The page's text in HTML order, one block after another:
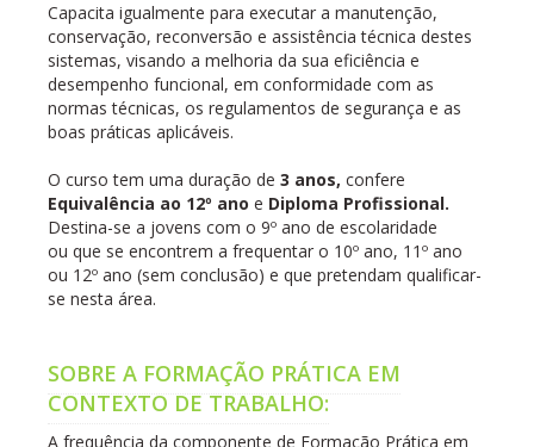
Capacita igualmente para executar a manutenção,
conservação, reconversão e assistência técnica destes
sistemas, visando a melhoria da sua eficiência e
desempenho funcional, em conformidade com as
normas técnicas, os regulamentos de segurança e as
boas práticas aplicáveis.
O curso tem uma duração de 3 anos, confere
Equivalência ao 12º ano e Diploma Profissional.
Destina-se a jovens com o 9º ano de escolaridade
ou que se encontrem a frequentar o 10º ano, 11º ano
ou 12º ano (sem conclusão) e que pretendam qualificar-
se nesta área.
SOBRE A FORMAÇÃO PRÁTICA EM
CONTEXTO DE TRABALHO:
A frequência da componente de Formação Prática em